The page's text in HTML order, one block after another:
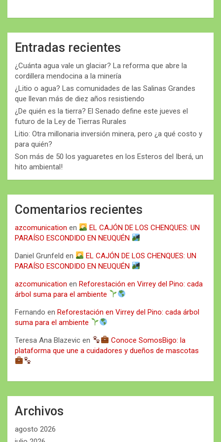
Entradas recientes
¿Cuánta agua vale un glaciar? La reforma que abre la
cordillera mendocina a la minería
¿Litio o agua? Las comunidades de las Salinas Grandes
que llevan más de diez años resistiendo
¿De quién es la tierra? El Senado define este jueves el
futuro de la Ley de Tierras Rurales
Litio: Otra millonaria inversión minera, pero ¿a qué costo y
para quién?
Son más de 50 los yaguaretes en los Esteros del Iberá, un
hito ambiental!
Comentarios recientes
azcomunication en
EL CAJÓN DE LOS CHENQUES: UN
PARAÍSO ESCONDIDO EN NEUQUÉN
Daniel Grunfeld en
EL CAJÓN DE LOS CHENQUES: UN
PARAÍSO ESCONDIDO EN NEUQUÉN
azcomunication en Reforestación en Virrey del Pino: cada
árbol suma para el ambiente
Fernando en Reforestación en Virrey del Pino: cada árbol
suma para el ambiente
Teresa Ana Blazevic en
Conoce SomosBigo: la
plataforma que une a cuidadores y dueños de mascotas
Archivos
agosto 2026